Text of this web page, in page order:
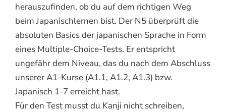
herauszufinden, ob du auf dem richtigen Weg
beim Japanischlernen bist. Der N5 überprüft die
absoluten Basics der japanischen Sprache in Form
eines Multiple-Choice-Tests. Er entspricht
ungefähr dem Niveau, das du nach dem Abschluss
unserer A1-Kurse (A1.1, A1.2, A1.3) bzw.
Japanisch 1-7 erreicht hast.
Für den Test musst du Kanji nicht schreiben,